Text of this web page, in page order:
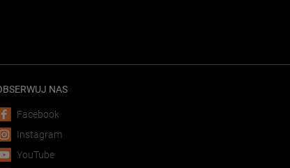
NAS
Facebook
Instagram
YouTube